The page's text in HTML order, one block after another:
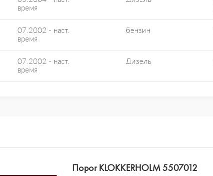
время
07.2002 - наст.
время
бензин
07.2002 - наст.
время
Дизель
Порог KLOKKERHOLM 5507012